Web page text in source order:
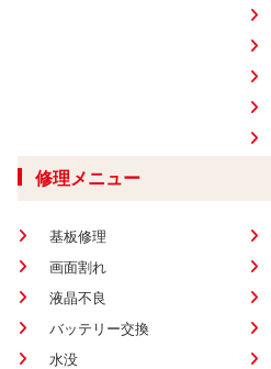
修理メニュー
基板修理
画面割れ
液晶不良
バッテリー交換
水没